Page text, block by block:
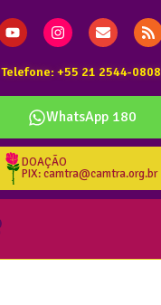
Telefone: +55 21 2544-0808
WhatsApp 180
DOAÇÃO
PIX: camtra@camtra.org.br